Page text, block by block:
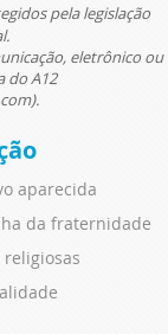
pela legislação
eletrônico ou
do A12
aparecida
da fraternidade